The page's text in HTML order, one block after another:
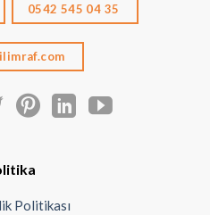
0542 545 04 35
Politikası